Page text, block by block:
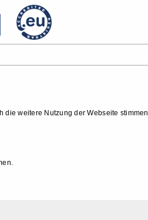
weitere Nutzung der Webseite stimmen